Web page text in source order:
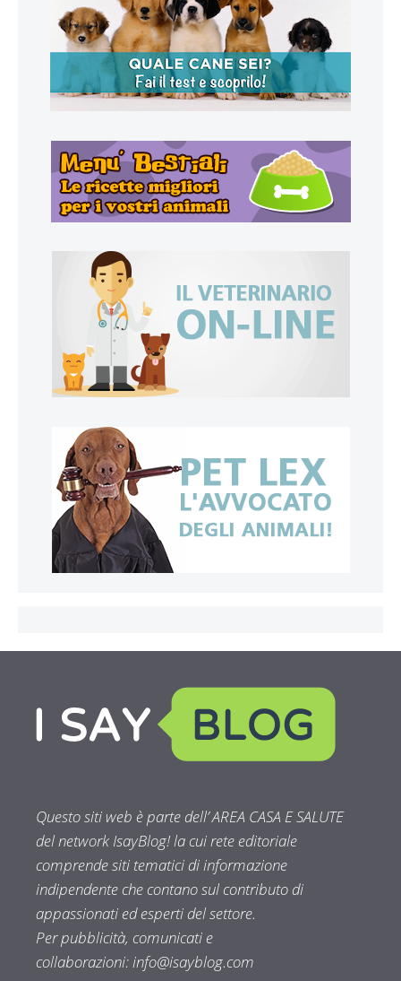
Questo siti web è parte dell’ AREA CASA E SALUTE
del network IsayBlog! la cui rete editoriale
comprende siti tematici di informazione
indipendente che contano sul contributo di
appassionati ed esperti del settore.
Per pubblicità, comunicati e
collaborazioni:info@isayblog.com